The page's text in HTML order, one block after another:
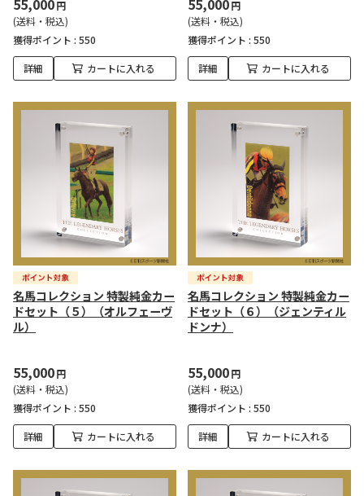
55,000円
(送料・税込)
獲得ポイント : 550
詳細 カートに入れる
55,000円
(送料・税込)
獲得ポイント : 550
詳細 カートに入れる
名馬コレクション 特製純金カー
ドセット（５）（オルフェーヴ
ル）
55,000円
(送料・税込)
獲得ポイント : 550
詳細 カートに入れる
名馬コレクション 特製純金カー
ドセット（６）（ジェンティル
ドンナ）
55,000円
(送料・税込)
獲得ポイント : 550
詳細 カートに入れる